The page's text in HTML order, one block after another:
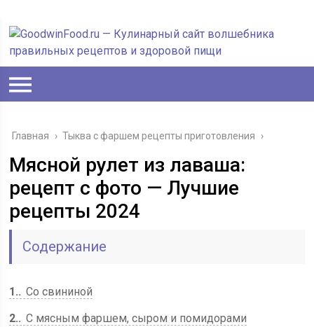
Главная › Тыква с фаршем рецепты приготовления ›
Мясной рулет из лаваша:
рецепт с фото — Лучшие
рецепты 2024
Содержание
1.
Со свининой
2.
С мясным фаршем, сыром и помидорами